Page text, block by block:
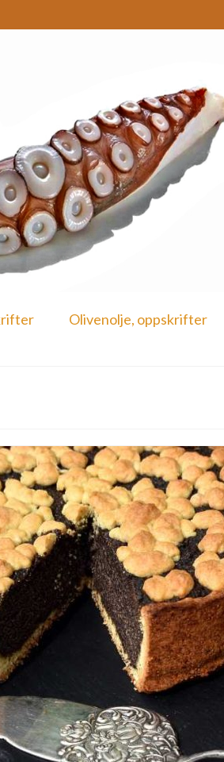
Olivenolje, oppskrifter